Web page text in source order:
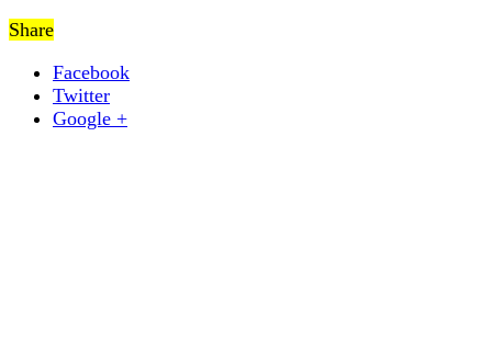
Share
Facebook
Twitter
Google +